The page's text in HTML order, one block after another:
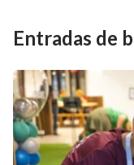
Entradas de